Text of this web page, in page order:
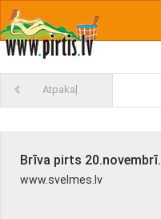
Atpakaļ
Brīva pirts 20.novembrī.
www.svelmes.lv